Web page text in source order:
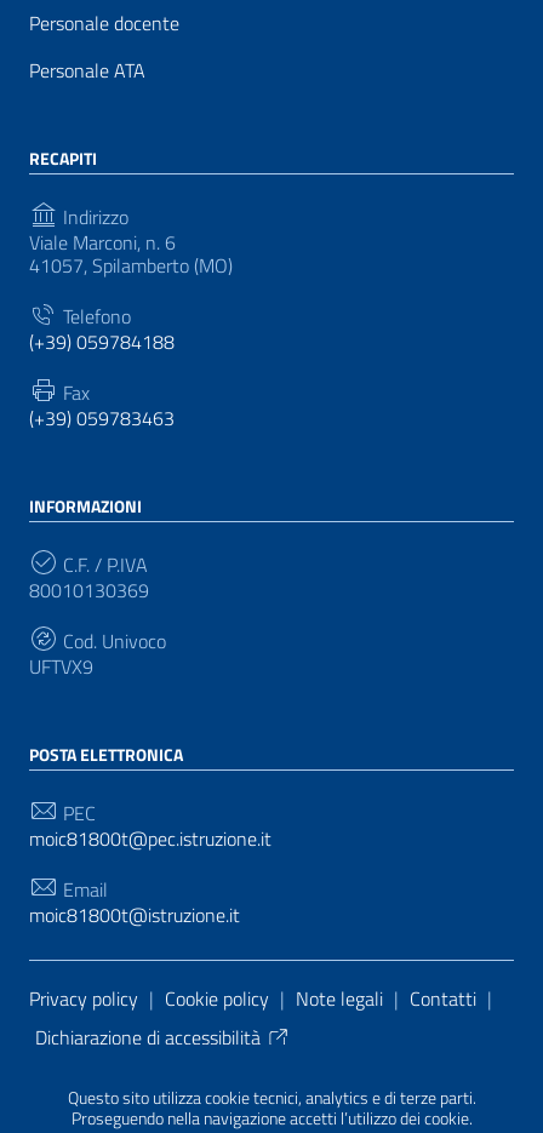
Questo sito utilizza cookie tecnici, analytics e di terze parti.
Proseguendo nella navigazione accetti l’utilizzo dei cookie.
Personale docente
Personale ATA
RECAPITI
Indirizzo
Viale Marconi, n. 6
41057, Spilamberto (MO)
Telefono
(+39) 059784188
Fax
(+39) 059783463
INFORMAZIONI
C.F. / P.IVA
80010130369
Cod. Univoco
UFTVX9
POSTA ELETTRONICA
PEC
moic81800t@pec.istruzione.it
Email
moic81800t@istruzione.it
Sezione Link Utili
Privacy policy | Cookie policy | Note legali | Contatti |
Dichiarazione di accessibilità
PA di AgID
| Realizzato con WordPress da